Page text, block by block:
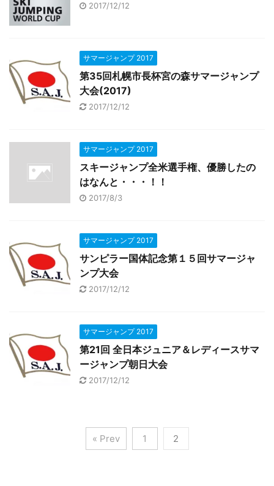
2017/12/12
サマージャンプ 2017
第35回札幌市長杯宮の森サマージャンプ
大会(2017)
2017/12/12
サマージャンプ 2017
スキージャンプ全米選手権、優勝したの
はなんと・・・！！
2017/8/3
サマージャンプ 2017
サンピラー国体記念第１５回サマージャ
ンプ大会
2017/12/12
サマージャンプ 2017
第21回 全日本ジュニア＆レディースサマ
ージャンプ朝日大会
2017/12/12
« Prev 1 2